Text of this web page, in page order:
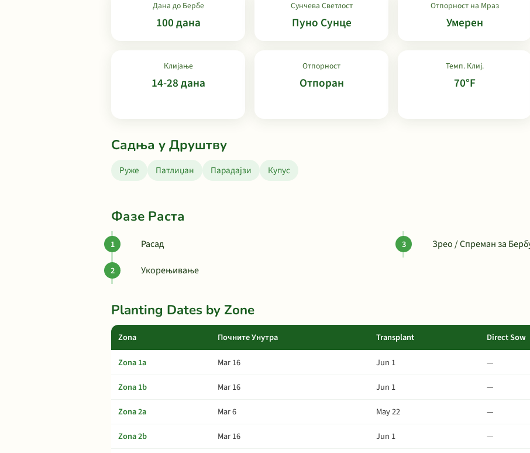
Дана до Бербе
100 дана
Сунчева Светлост
Пуно Сунце
Отпорност на Мраз
Умерен
Клијање
14-28 дана
Отпорност
Отпоран
Темп. Клиј.
70°F
Садња у Друштву
Руже Патлиџан Парадајзи Купус
Фазе Раста
Расад
Укорењивање
Зрео / Спреман за
Planting Dates by Zone
Zona Почните Унутра Transplant Direct Sow
Zona 1a Mar 16 Jun 1 —
Zona 1b
Mar 16 Jun 1 —
Zona 2a
Mar 6 May 22 —
Zona 2b
Mar 16 Jun 1 —